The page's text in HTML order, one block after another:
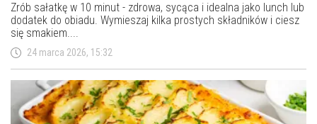
Zrób sałatkę w 10 minut - zdrowa, sycąca i idealna jako lunch lub
dodatek do obiadu. Wymieszaj kilka prostych składników i ciesz
się smakiem....
24 marca 2026, 15:32